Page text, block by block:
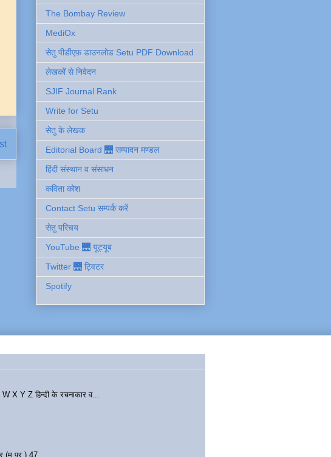
The Bombay Review
MediOx
सेतु पीडीएफ़ डाउनलोड Setu PDF Download
लेखकों से निवेदन
SJIF Journal Rank
Write for Setu
सेतु के लेखक
Editorial Board 🌉 सम्पादन मण्डल
हिंदी संस्थान व संसाधन
कविता कोश
Contact Setu सम्पर्क करें
सेतु परिचय
YouTube 🌉 यूट्यूब
Twitter 🌉 ट्विटर
Spotify
Y Z हिन्दी के रचनाकार व...
(म.प्र.) 47...